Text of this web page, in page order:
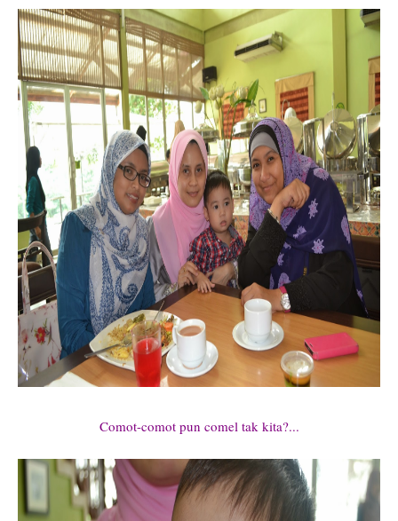
Comot-comot pun comel tak kita?...